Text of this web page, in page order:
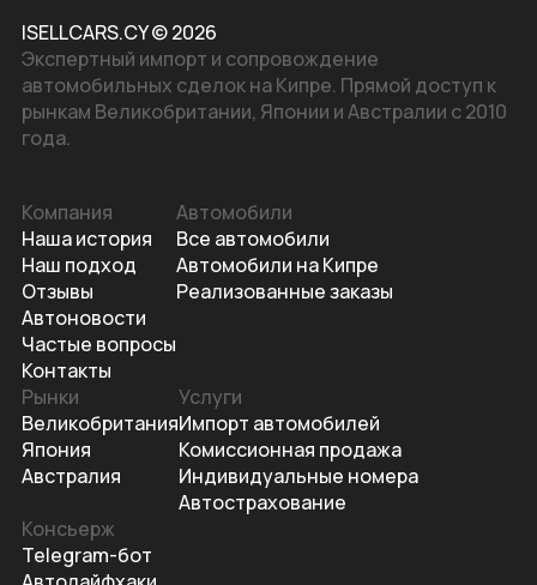
ISELLCARS.CY © 2026
Экспертный импорт и сопровождение
автомобильных сделок на Кипре. Прямой доступ к
рынкам Великобритании, Японии и Австралии с 2010
года.
Компания
Наша история
Наш подход
Отзывы
Автоновости
Частые вопросы
Контакты
Автомобили
Все автомобили
Автомобили на Кипре
Реализованные заказы
Рынки
Великобритания
Япония
Австралия
Услуги
Импорт автомобилей
Комиссионная продажа
Индивидуальные номера
Автострахование
Консьерж
Telegram-бот